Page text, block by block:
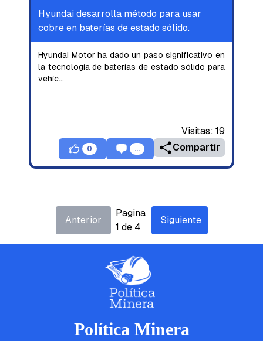
Hyundai desarrolla método para usar
cobre en baterías de estado sólido.
Hyundai Motor ha dado un paso significativo en
la tecnología de baterías de estado sólido para
vehíc...
Visitas: 19
0 ... Compartir
Anterior
Pagina
1 de 4
Siguiente
Política Minera